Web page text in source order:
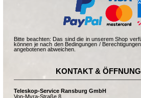
Bitte beachten: Das sind die in unserem Shop
können je nach den Bedingungen /
angebotenen abweichen.
KONTAKT &
Teleskop-Service Ransburg GmbH
Von-Myra-Straße 8